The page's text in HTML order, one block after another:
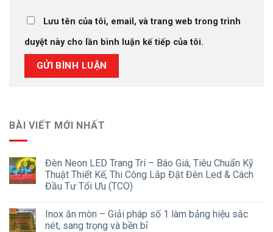
Lưu tên của tôi, email, và trang web trong trình
duyệt này cho lần bình luận kế tiếp của tôi.
BÀI VIẾT MỚI NHẤT
Đèn Neon LED Trang Trí – Báo Giá, Tiêu Chuẩn Kỹ
Thuật Thiết Kế, Thi Công Lắp Đặt Đèn Led & Cách
Đầu Tư Tối Ưu (TCO)
Inox ăn mòn – Giải pháp số 1 làm bảng hiệu sắc
nét, sang trọng và bền bỉ